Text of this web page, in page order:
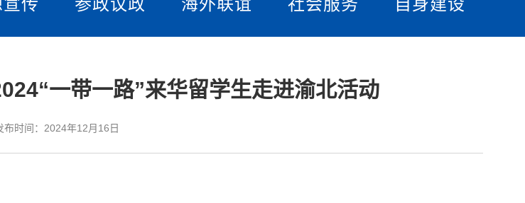
传 参政议政 海外联谊 社会服务 自身建设
一带一路”来华留学生走进渝北活动
布时间：2024年12月16日